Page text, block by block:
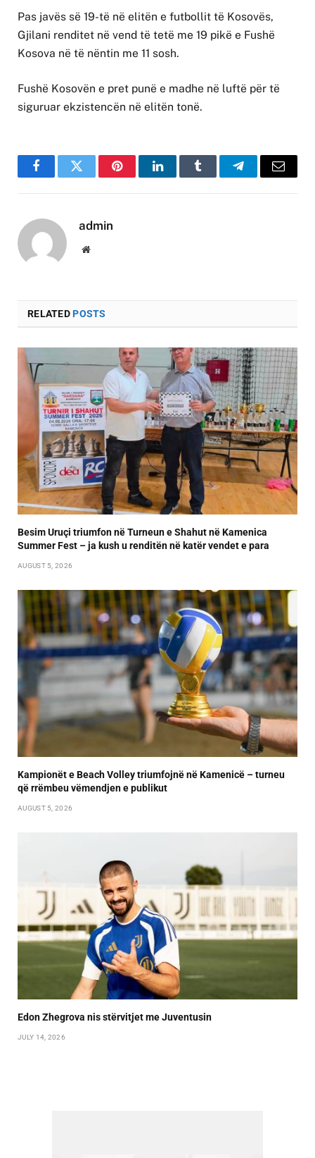
Pas javës së 19-të në elitën e futbollit të Kosovës,
Gjilani renditet në vend të tetë me 19 pikë e Fushë
Kosova në të nëntin me 11 sosh.
Fushë Kosovën e pret punë e madhe në luftë për të
siguruar ekzistencën në elitën tonë.
FacebookTwitter PinterestLinkedInTumblr TelegramEmail
admin
Website
RELATEDPOSTS
Besim Uruçi triumfon në Turneun e Shahut në Kamenica
Summer Fest – ja kush u renditën në katër vendet e para
AUGUST 5, 2026
Kampionët e Beach Volley triumfojnë në Kamenicë – turneu
që rrëmbeu vëmendjen e publikut
AUGUST 5, 2026
Edon Zhegrova nis stërvitjet me Juventusin
JULY 14, 2026